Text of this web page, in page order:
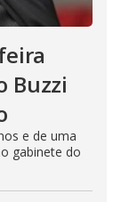
Buzzi
e de uma
gabinete do